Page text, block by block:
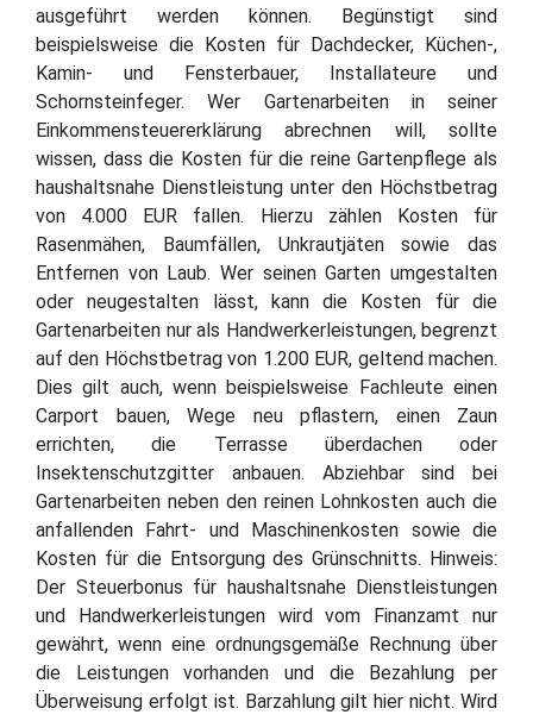
ausgeführt werden können. Begünstigt sind
beispielsweise die Kosten für Dachdecker, Küchen-,
Kamin- und Fensterbauer, Installateure und
Schornsteinfeger. Wer Gartenarbeiten in seiner
Einkommensteuererklärung abrechnen will, sollte
wissen, dass die Kosten für die reine Gartenpflege als
haushaltsnahe Dienstleistung unter den Höchstbetrag
von 4.000 EUR fallen. Hierzu zählen Kosten für
Rasenmähen, Baumfällen, Unkrautjäten sowie das
Entfernen von Laub. Wer seinen Garten umgestalten
oder neugestalten lässt, kann die Kosten für die
Gartenarbeiten nur als Handwerkerleistungen, begrenzt
auf den Höchstbetrag von 1.200 EUR, geltend machen.
Dies gilt auch, wenn beispielsweise Fachleute einen
Carport bauen, Wege neu pflastern, einen Zaun
errichten, die Terrasse überdachen oder
Insektenschutzgitter anbauen. Abziehbar sind bei
Gartenarbeiten neben den reinen Lohnkosten auch die
anfallenden Fahrt- und Maschinenkosten sowie die
Kosten für die Entsorgung des Grünschnitts. Hinweis:
Der Steuerbonus für haushaltsnahe Dienstleistungen
und Handwerkerleistungen wird vom Finanzamt nur
gewährt, wenn eine ordnungsgemäße Rechnung über
die Leistungen vorhanden und die Bezahlung per
Überweisung erfolgt ist. Barzahlung gilt hier nicht. Wird